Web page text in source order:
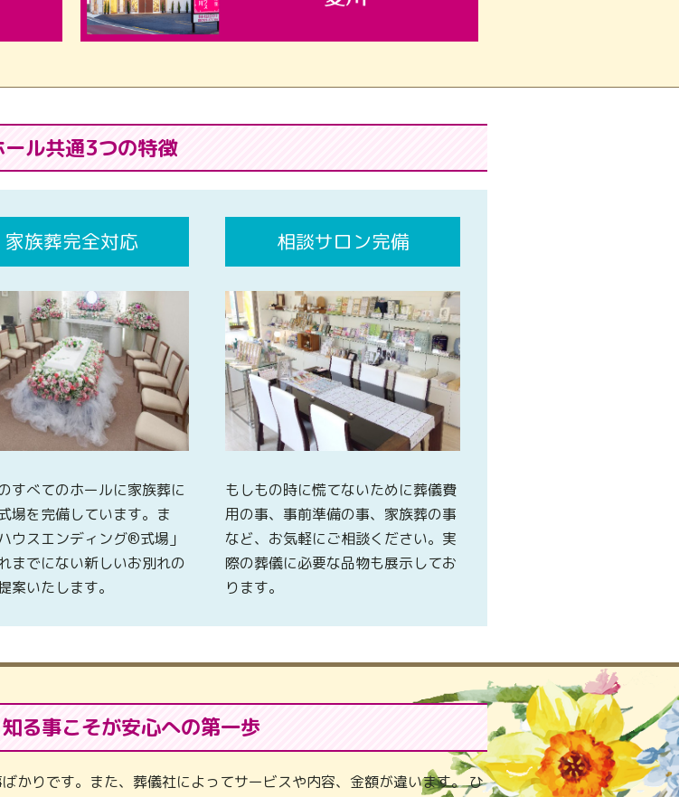
ール共通3つの特徴
家族葬完全対応
すべてのホールに家族葬に
場を完備しています。ま
ウスエンディング®式場」
までにない新しいお別れの
案いたします。
相談サロン完備
もしもの時に慌てないために葬儀費
用の事、事前準備の事、家族葬の事
など、お気軽にご相談ください。実
際の葬儀に必要な品物も展示してお
ります。
る事こそが安心への第一歩
かりです。また、葬儀社によってサービスや内容、金額が違います。 ひ